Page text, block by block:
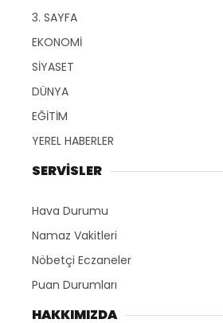
3. SAYFA
EKONOMİ
SİYASET
DÜNYA
EĞİTİM
YEREL HABERLER
SERVİSLER
Hava Durumu
Namaz Vakitleri
Nöbetçi Eczaneler
Puan Durumları
HAKKIMIZDA